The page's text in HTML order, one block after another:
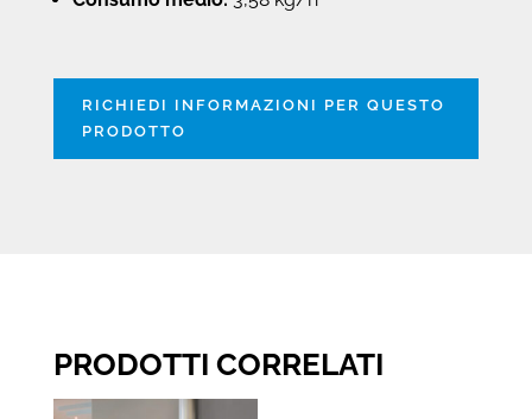
RICHIEDI INFORMAZIONI PER QUESTO
PRODOTTO
PRODOTTI CORRELATI